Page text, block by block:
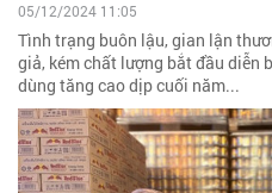
05/12/2024 11:05
Tình trạng buôn lậu, gian lận
giả, kém chất lượng bắt đầu diễn
dùng tăng cao dịp cuối năm...